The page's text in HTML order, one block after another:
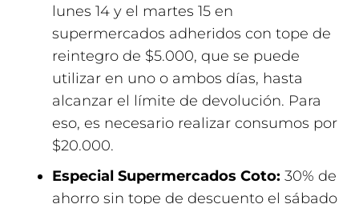
lunes 14 y el martes 15 en
supermercados adheridos con tope de
reintegro de $5.000, que se puede
utilizar en uno o ambos días, hasta
alcanzar el límite de devolución. Para
eso, es necesario realizar consumos por
$20.000.
Especial Supermercados Coto: 30% de
ahorro sin tope de descuento el sábado